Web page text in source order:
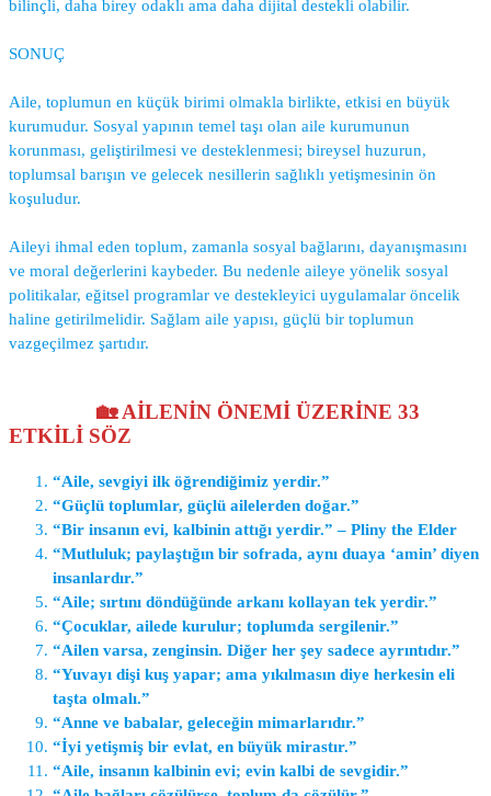
bilinçli, daha birey odaklı ama daha dijital destekli olabilir.
SONUÇ
Aile, toplumun en küçük birimi olmakla birlikte, etkisi en büyük
kurumudur. Sosyal yapının temel taşı olan aile kurumunun
korunması, geliştirilmesi ve desteklenmesi; bireysel huzurun,
toplumsal barışın ve gelecek nesillerin sağlıklı yetişmesinin ön
koşuludur.
Aileyi ihmal eden toplum, zamanla sosyal bağlarını, dayanışmasını
ve moral değerlerini kaybeder. Bu nedenle aileye yönelik sosyal
politikalar, eğitsel programlar ve destekleyici uygulamalar öncelik
haline getirilmelidir. Sağlam aile yapısı, güçlü bir toplumun
vazgeçilmez şartıdır.
🏡 AİLENİN ÖNEMİ ÜZERİNE 33
ETKİLİ SÖZ
“Aile, sevgiyi ilk öğrendiğimiz yerdir.”
“Güçlü toplumlar, güçlü ailelerden doğar.”
“Bir insanın evi, kalbinin attığı yerdir.” – Pliny the Elder
“Mutluluk; paylaştığın bir sofrada, aynı duaya ‘amin’ diyen
insanlardır.”
“Aile; sırtını döndüğünde arkanı kollayan tek yerdir.”
“Çocuklar, ailede kurulur; toplumda sergilenir.”
“Ailen varsa, zenginsin. Diğer her şey sadece ayrıntıdır.”
“Yuvayı dişi kuş yapar; ama yıkılmasın diye herkesin eli
taşta olmalı.”
“Anne ve babalar, geleceğin mimarlarıdır.”
“İyi yetişmiş bir evlat, en büyük mirastır.”
“Aile, insanın kalbinin evi; evin kalbi de sevgidir.”